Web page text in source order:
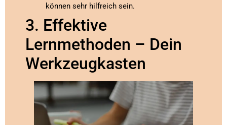
können sehr hilfreich sein.
3. Effektive
Lernmethoden – Dein
Werkzeugkasten